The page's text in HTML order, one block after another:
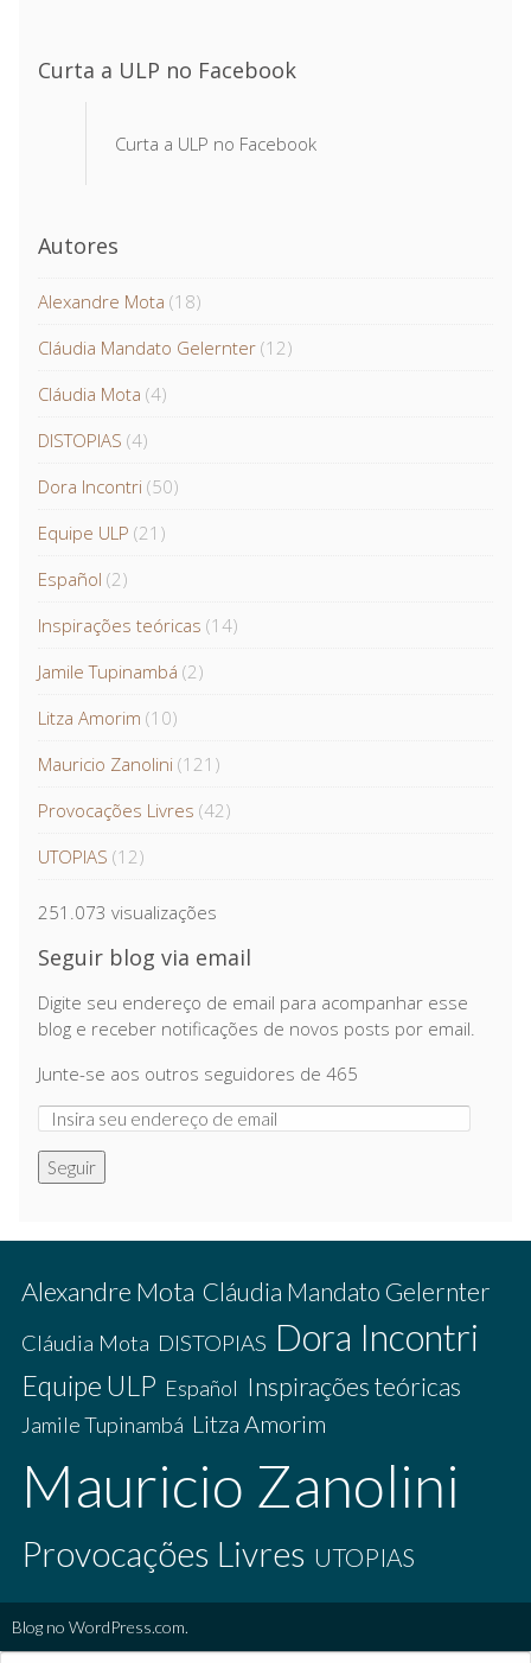
Curta a ULP no Facebook
Curta a ULP no Facebook
Autores
Alexandre Mota (18)
Cláudia Mandato Gelernter (12)
Cláudia Mota (4)
DISTOPIAS (4)
Dora Incontri (50)
Equipe ULP (21)
Español (2)
Inspirações teóricas (14)
Jamile Tupinambá (2)
Litza Amorim (10)
Mauricio Zanolini (121)
Provocações Livres (42)
UTOPIAS (12)
251.073 visualizações
Seguir blog via email
Digite seu endereço de email para acompanhar esse
blog e receber notificações de novos posts por email.
Junte-se aos outros seguidores de 465
Seguir
Alexandre Mota Cláudia Mandato Gelernter
Cláudia Mota DISTOPIAS Dora Incontri
Equipe ULP Español Inspirações teóricas
Jamile Tupinambá Litza Amorim
Mauricio Zanolini
Provocações Livres UTOPIAS
Blog no WordPress.com.